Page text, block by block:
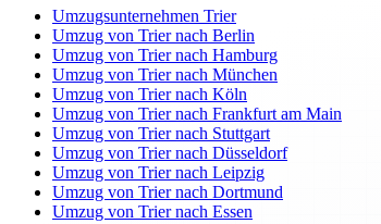
Umzugsunternehmen Trier
Umzug von Trier nach Berlin
Umzug von Trier nach Hamburg
Umzug von Trier nach München
Umzug von Trier nach Köln
Umzug von Trier nach Frankfurt am Main
Umzug von Trier nach Stuttgart
Umzug von Trier nach Düsseldorf
Umzug von Trier nach Leipzig
Umzug von Trier nach Dortmund
Umzug von Trier nach Essen